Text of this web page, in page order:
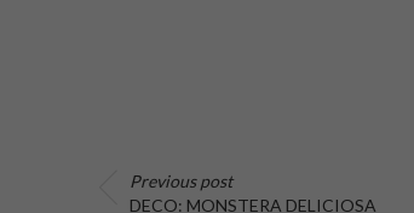
Previous post
DECO: MONSTERA DELICIOSA